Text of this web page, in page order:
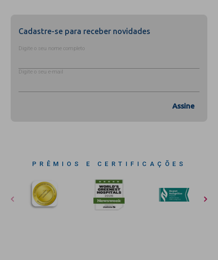
Cadastre-se para receber novidades
Digite o seu nome completo
Digite o seu e-mail
Assine
PRÊMIOS E CERTIFICAÇÕES